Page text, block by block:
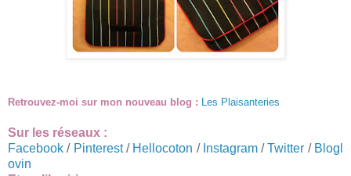
Retrouvez-moi sur mon nouveau blog : Les Plaisanteries
Sur les réseaux :
Facebook / Pinterest/ Hellocoton / Instagram/Twitter / Blogl
ovin